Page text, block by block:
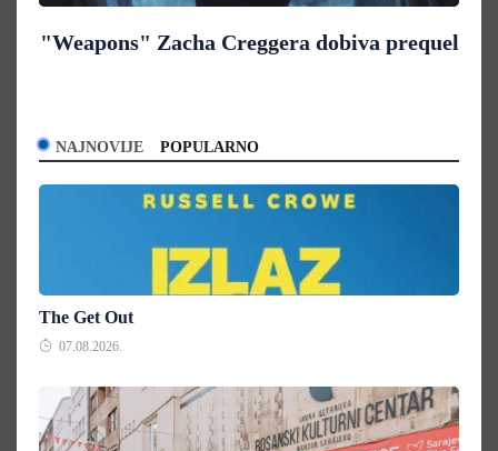
"Weapons" Zacha Creggera dobiva prequel
NAJNOVIJE POPULARNO
The Get Out
07.08.2026.